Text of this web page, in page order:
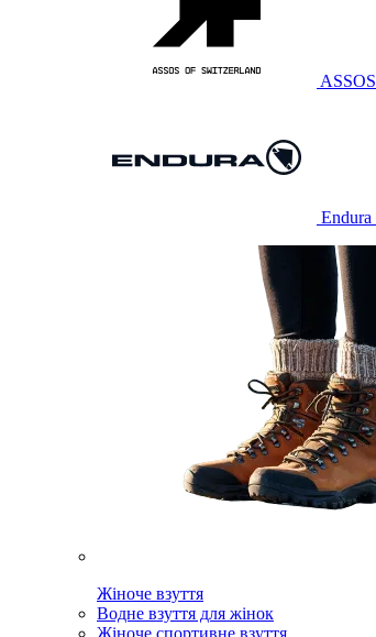
ASSOS
Endura
Жіноче взуття
Водне взуття для жінок
Жіноче спортивне взуття